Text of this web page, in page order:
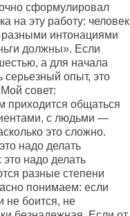
сформулировал
на эту работу: человек
интонациями
должны». Если
а для начала
опыт, это
совет:
приходится общаться
с людьми —
это сложно.
надо делать
это надо делать
разные степени
понимаем: если
не боится, не